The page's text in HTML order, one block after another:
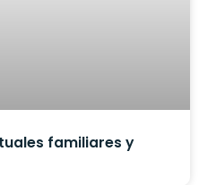
familiares y